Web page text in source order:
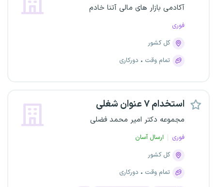
آکادمی بازار های مالی آتنا خادم
فوری
کل کشور
تمام وقت
دورکاری
استخدام ۷ عنوان شغلی
مجموعه دکتر امیر محمد فضلی
فوری
ارسال آسان
کل کشور
تمام وقت
دورکاری